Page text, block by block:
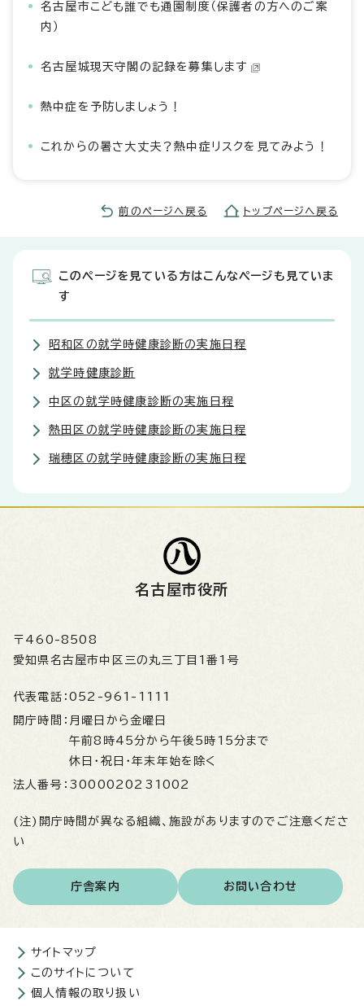
名古屋市こども誰でも通園制度（保護者の方へのご案
内）
名古屋城現天守閣の記録を募集します
熱中症を予防しましょう！
これからの暑さ大丈夫？熱中症リスクを見てみよう！
前のページへ戻る トップページへ戻る
このページを見ている方はこんなページも見ていま
す
昭和区の就学時健康診断の実施日程
就学時健康診断
中区の就学時健康診断の実施日程
熱田区の就学時健康診断の実施日程
瑞穂区の就学時健康診断の実施日程
名古屋市役所
〒460-8508
愛知県名古屋市中区三の丸三丁目1番1号
代表電話： 052-961-1111
開庁時間： 月曜日から金曜日
午前8時45分から午後5時15分まで
休日・祝日・年末年始を除く
法人番号： 3000020231002
(注)開庁時間が異なる組織、施設がありますのでご注意くださ
い
庁舎案内 お問い合わせ
サイトマップ
このサイトについて
個人情報の取り扱い